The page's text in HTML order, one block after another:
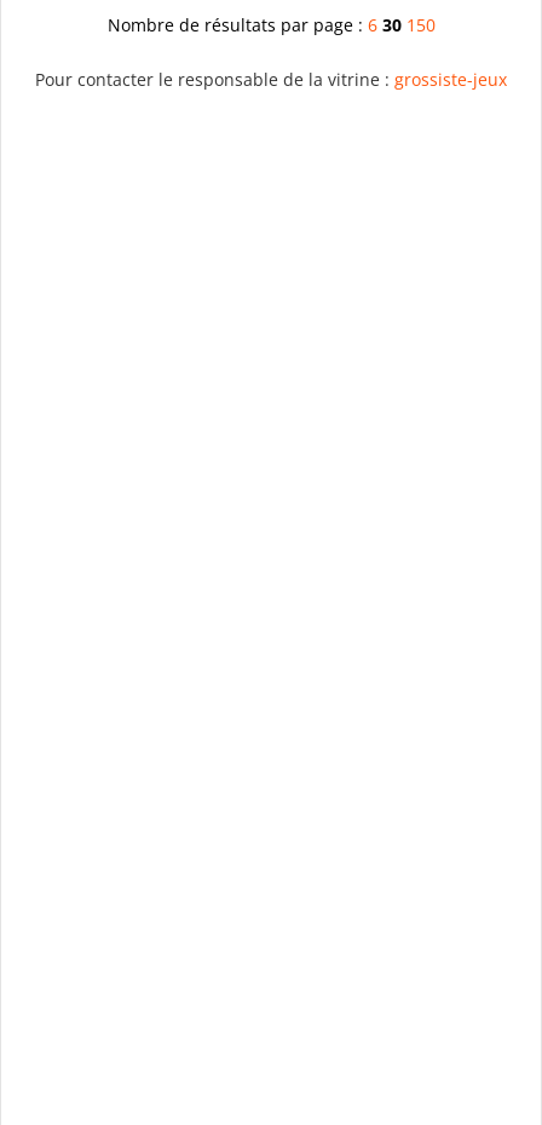
Nombre de résultats par page : 6 30 150
Pour contacter le responsable de la vitrine : grossiste-jeux